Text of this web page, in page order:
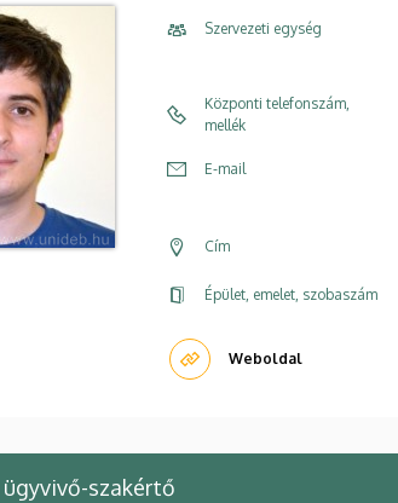
Szervezeti egység
Központi telefonszám,
mellék
E-mail
Cím
Épület, emelet, szobaszám
Weboldal
ügyvivő-szakértő